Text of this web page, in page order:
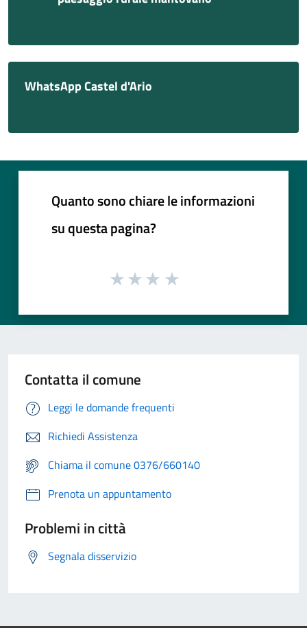
WhatsApp Castel d'Ario
Quanto sono chiare le informazioni
su questa pagina?
Contatta il comune
Leggi le domande frequenti
Richiedi Assistenza
Chiama il comune 0376/660140
Prenota un appuntamento
Problemi in città
Segnala disservizio